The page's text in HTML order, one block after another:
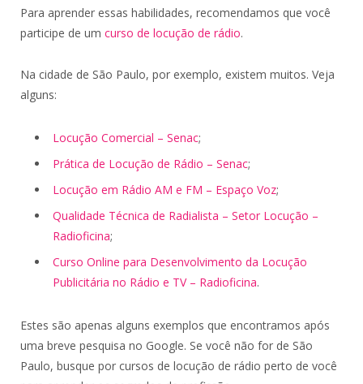
Para aprender essas habilidades, recomendamos que você
participe de um curso de locução de rádio.
Na cidade de São Paulo, por exemplo, existem muitos. Veja
alguns:
Locução Comercial – Senac;
Prática de Locução de Rádio – Senac;
Locução em Rádio AM e FM – Espaço Voz;
Qualidade Técnica de Radialista – Setor Locução –
Radioficina;
Curso Online para Desenvolvimento da Locução
Publicitária no Rádio e TV – Radioficina.
Estes são apenas alguns exemplos que encontramos após
uma breve pesquisa no Google. Se você não for de São
Paulo, busque por cursos de locução de rádio perto de você